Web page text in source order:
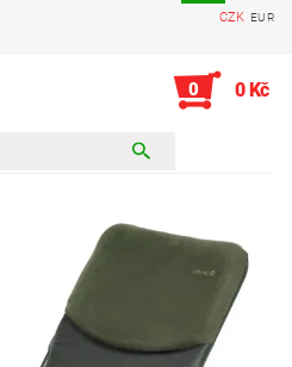
CZK EUR
0 0 Kč